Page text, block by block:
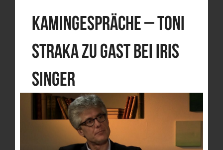
KAMINGESPRÄCHE – Toni
Straka zu Gast bei Iris
Singer